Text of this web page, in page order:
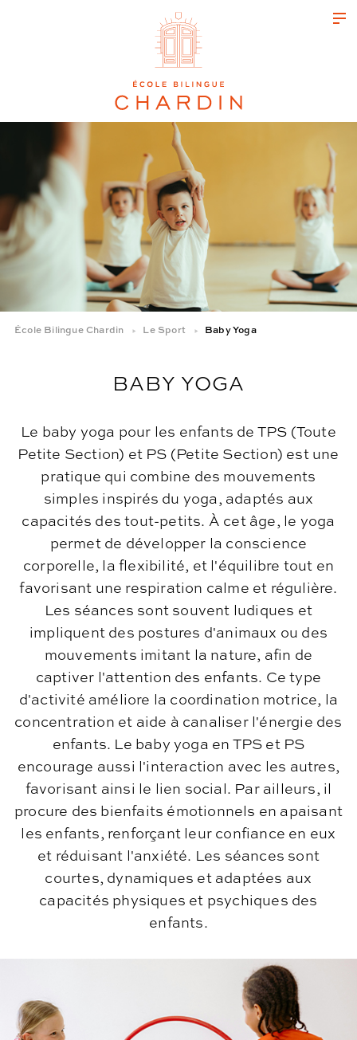
École Bilingue Chardin Le Sport Baby Yoga
BABY YOGA
Le baby yoga pour les enfants de TPS (Toute
Petite Section) et PS (Petite Section) est une
pratique qui combine des mouvements
simples inspirés du yoga, adaptés aux
capacités des tout-petits. À cet âge, le yoga
permet de développer la conscience
corporelle, la flexibilité, et l'équilibre tout en
favorisant une respiration calme et régulière.
Les séances sont souvent ludiques et
impliquent des postures d'animaux ou des
mouvements imitant la nature, afin de
captiver l'attention des enfants. Ce type
d'activité améliore la coordination motrice, la
concentration et aide à canaliser l'énergie des
enfants. Le baby yoga en TPS et PS
encourage aussi l'interaction avec les autres,
favorisant ainsi le lien social. Par ailleurs, il
procure des bienfaits émotionnels en apaisant
les enfants, renforçant leur confiance en eux
et réduisant l'anxiété. Les séances sont
courtes, dynamiques et adaptées aux
capacités physiques et psychiques des
enfants.